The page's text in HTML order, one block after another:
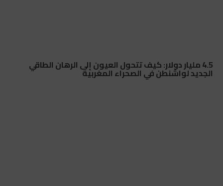
4.5 مليار دولار: كيف تتحول العيون إلى الرهان الطاقي
الجديد لواشنطن في الصحراء المغربية